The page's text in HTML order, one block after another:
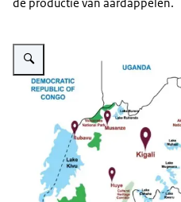
Vergroot afbeelding aardappelketen